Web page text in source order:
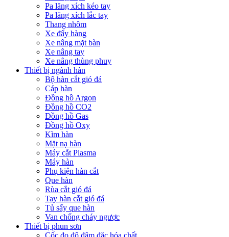
Pa lăng xích kéo tay
Pa lăng xích lắc tay
Thang nhôm
Xe đẩy hàng
Xe nâng mặt bàn
Xe nâng tay
Xe nâng thùng phuy
Thiết bị ngành hàn
Bộ hàn cắt gió đá
Cáp hàn
Đồng hồ Argon
Đồng hồ CO2
Đồng hồ Gas
Đồng hồ Oxy
Kìm hàn
Mặt nạ hàn
Máy cắt Plasma
Máy hàn
Phụ kiện hàn cắt
Que hàn
Rùa cắt gió đá
Tay hàn cắt gió đá
Tủ sấy que hàn
Van chống cháy ngược
Thiết bị phun sơn
Cốc đo độ đậm đặc hóa chất